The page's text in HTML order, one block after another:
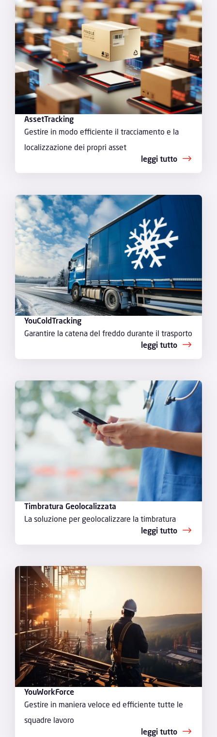
AssetTracking
Gestire in modo efficiente il tracciamento e la
localizzazione dei propri asset
leggi tutto
YouColdTracking
Garantire la catena del freddo durante il trasporto
leggi tutto
Timbratura Geolocalizzata
La soluzione per geolocalizzare la timbratura
leggi tutto
YouWorkForce
Gestire in maniera veloce ed efficiente tutte le
squadre lavoro
leggi tutto